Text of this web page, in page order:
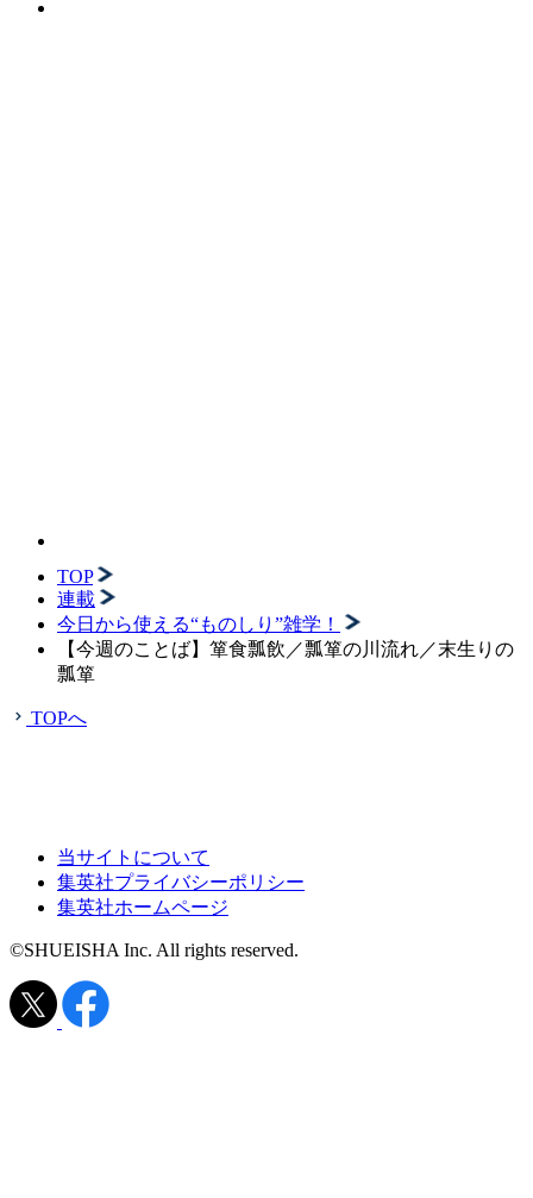
TOP
連載
今日から使える“ものしり”雑学！
【今週のことば】箪食瓢飲／瓢箪の川流れ／末生りの
瓢箪
TOPへ
当サイトについて
集英社プライバシーポリシー
集英社ホームページ
©SHUEISHA Inc. All rights reserved.